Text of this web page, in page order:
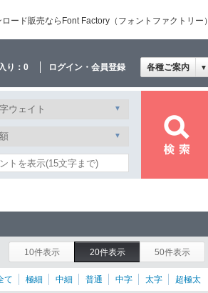
ード販売ならFont Factory（フォントファクトリー）
り： 0 ログイン・会員登録 各種ご案内 ▼
10件表示 20件表示 50件表示
て 極細 中細 普通 中字 太字 超極太